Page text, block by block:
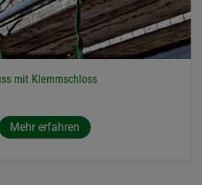
mit Klemmschloss
Mehr erfahren